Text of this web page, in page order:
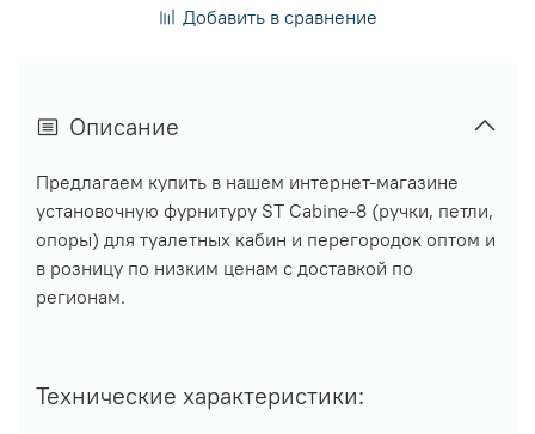
Добавить в сравнение
Описание
Предлагаем купить в нашем интернет-магазине
установочную фурнитуру ST Cabine-8 (ручки, петли,
опоры) для туалетных кабин и перегородок оптом и
в розницу по низким ценам с доставкой по
регионам.
Технические характеристики: